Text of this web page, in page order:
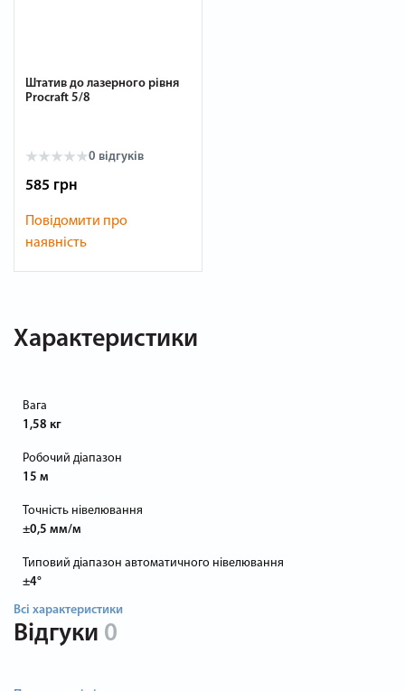
Штатив до лазерного рівня
Procraft 5/8
0 відгуків
585 грн
Повідомити про
наявність
Характеристики
Вага
1,58 кг
Робочий діапазон
15 м
Точність нівелювання
±0,5 мм/м
Типовий діапазон автоматичного нівелювання
±4°
Всі характеристики
Відгуки 0